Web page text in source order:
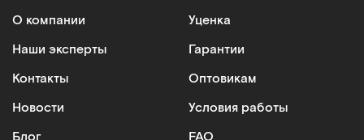
О компании
Наши эксперты
Контакты
Новости
Уценка
Гарантии
Оптовикам
Условия работы